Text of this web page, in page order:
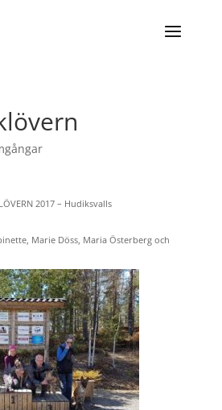
2017 – Hudiksvalls
Marie Döss, Maria Österberg och